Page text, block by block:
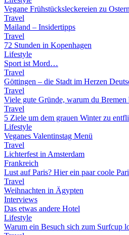
Vegane Frühstücksleckereien zu
Travel
Mailand – Insidertipps
Travel
72 Stunden in Kopenhagen
Lifestyle
Sport ist Mord…
Travel
Göttingen – die Stadt im Herzen
Travel
Viele gute Gründe, warum du Bremen
Travel
5 Ziele um dem grauen Winter zu
Lifestyle
Veganes Valentinstag Menü
Travel
Lichterfest in Amsterdam
Frankreich
Lust auf Paris? Hier ein paar coole
Travel
Weihnachten in Ägypten
Interviews
Das etwas andere Hotel
Lifestyle
Warum ein Besuch sich zum Surfcup